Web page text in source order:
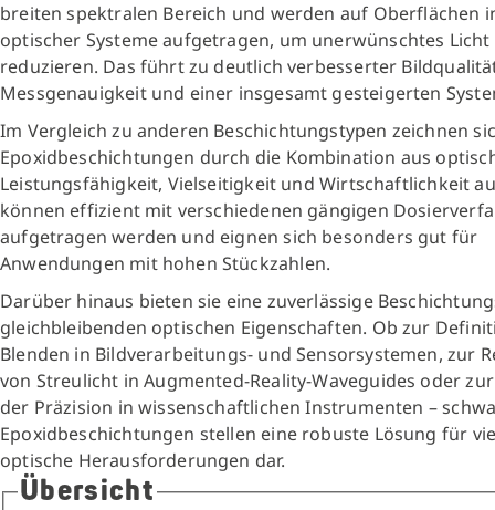
breiten spektralen Bereich und werden auf Oberflächen
optischer Systeme aufgetragen, um unerwünschtes Licht
reduzieren. Das führt zu deutlich verbesserter
Messgenauigkeit und einer insgesamt gesteigerten
Im Vergleich zu anderen Beschichtungstypen zeichnen
Epoxidbeschichtungen durch die Kombination aus
Leistungsfähigkeit, Vielseitigkeit und Wirtschaftlichkeit
können effizient mit verschiedenen gängigen
aufgetragen werden und eignen sich besonders gut für
Anwendungen mit hohen Stückzahlen.
Darüber hinaus bieten sie eine zuverlässige
gleichbleibenden optischen Eigenschaften. Ob zur
Blenden in Bildverarbeitungs- und Sensorsystemen, zur
von Streulicht in Augmented-Reality-Waveguides oder
der Präzision in wissenschaftlichen Instrumenten –
Epoxidbeschichtungen stellen eine robuste Lösung für
optische Herausforderungen dar.
Übersicht